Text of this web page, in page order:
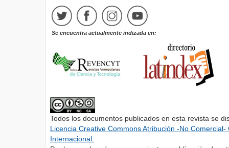
Se encuentra actualmente indizada en:
Todos los documentos publicados en esta revista se
Licencia Creative Commons Atribución -No
Internacional.